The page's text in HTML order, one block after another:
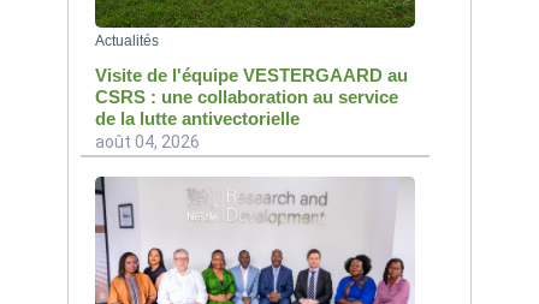
Actualités
Visite de l'équipe VESTERGAARD au
CSRS : une collaboration au service
de la lutte antivectorielle
août 04, 2026